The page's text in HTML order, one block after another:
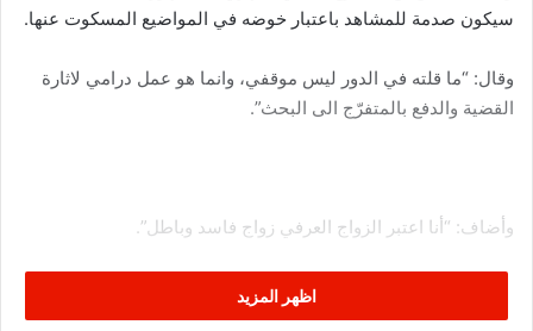
سيكون صدمة للمشاهد باعتبار خوضه في المواضيع المسكوت عنها.
وقال: “ما قلته في الدور ليس موقفي، وانما هو عمل درامي لاثارة
القضية والدفع بالمتفرّج الى البحث”.
وأضاف: “أنا اعتبر الزواج العرفي زواج فاسد وباطل”.
اظهر المزيد